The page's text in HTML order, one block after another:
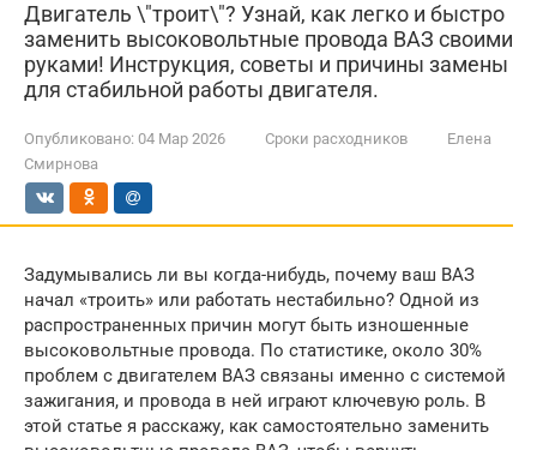
Двигатель \"троит\"? Узнай, как легко и быстро
заменить высоковольтные провода ВАЗ своими
руками! Инструкция, советы и причины замены
для стабильной работы двигателя.
Опубликовано: 04 Мар 2026 Сроки расходников
Елена
Смирнова
Задумывались ли вы когда-нибудь, почему ваш ВАЗ
начал «троить» или работать нестабильно? Одной из
распространенных причин могут быть изношенные
высоковольтные провода. По статистике, около 30%
проблем с двигателем ВАЗ связаны именно с системой
зажигания, и провода в ней играют ключевую роль. В
этой статье я расскажу, как самостоятельно заменить